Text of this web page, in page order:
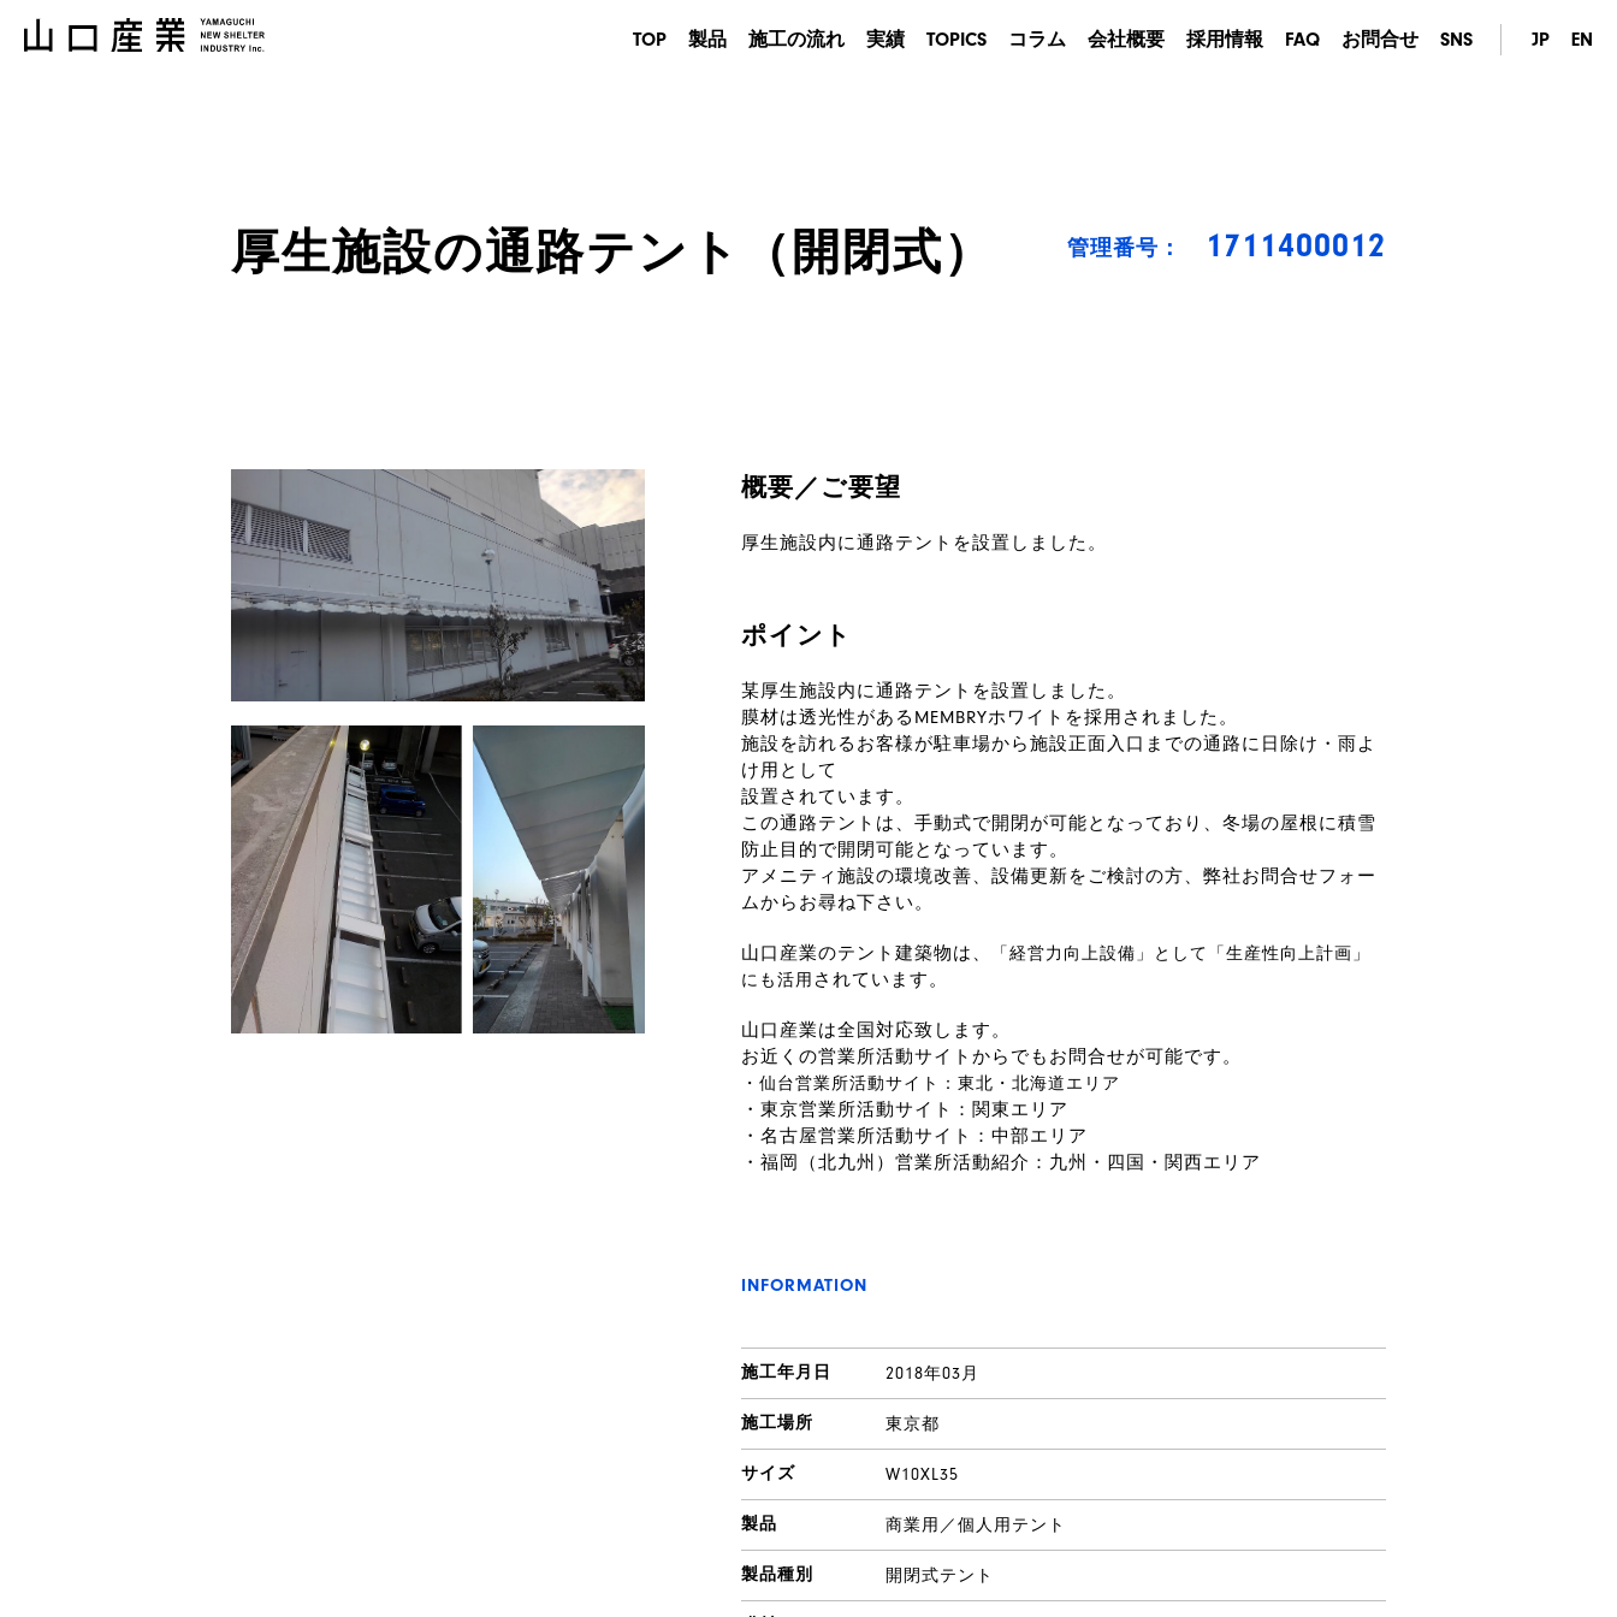
TOP 製品
商業用
イベントテント
施工の流れ 実績 TOPICS コラム 会社概要 採用情報 FAQ お問合せ SNS JP EN
厚生施設の通路テント（開閉式） 管理番号： 1711400012
概要／ご要望
厚生施設内に通路テントを設置しました。
ポイント
某厚生施設内に通路テントを設置しました。
膜材は透光性があるMEMBRYホワイトを採用されました。
施設を訪れるお客様が駐車場から施設正面入口までの通路に日除け・雨よ
け用として
設置されています。
この通路テントは、手動式で開閉が可能となっており、冬場の屋根に積雪
防止目的で開閉可能となっています。
アメニティ施設の環境改善、設備更新をご検討の方、弊社お問合せフォー
ムからお尋ね下さい。
山口産業のテント建築物は、
「経営力向上設備」として「生産性向上計画」
にも活用 されています。
山口産業は全国対応致します。
お近くの営業所活動サイトからでもお問合せが可能です。
・仙台営業所活動サイト：東北・北海道エリア
・東京営業所活動サイト：関東エリア
・名古屋営業所活動サイト：中部エリア
・福岡（北九州）営業所活動紹介：九州・四国・関西エリア
INFORMATION
施工年月日 2018年03月
施工場所 東京都
サイズ W10XL35
製品 商業用／個人用テント
製品種別 開閉式テント